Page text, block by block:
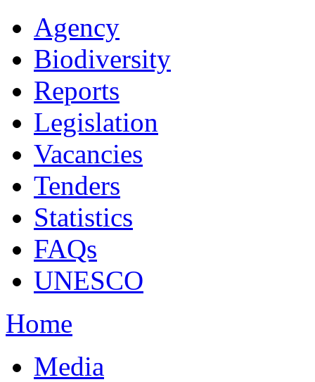
Agency
Biodiversity
Reports
Legislation
Vacancies
Tenders
Statistics
FAQs
UNESCO
Home
Media